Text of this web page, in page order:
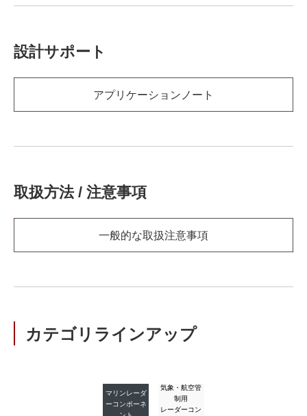
設計サポート
アプリケーションノート
取扱方法 / 注意事項
一般的な取扱注意事項
カテゴリラインアップ
マリンレーダ
ーコンポーネ
気象・航空管
制用
レーダーコン